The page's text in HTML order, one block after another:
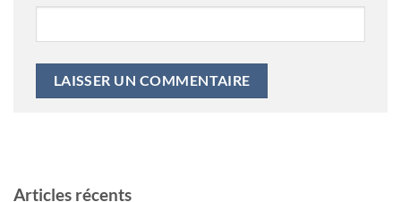
Articles récents